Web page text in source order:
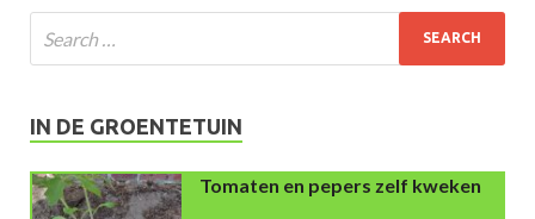
IN DE GROENTETUIN
Tomaten en pepers zelf kweken